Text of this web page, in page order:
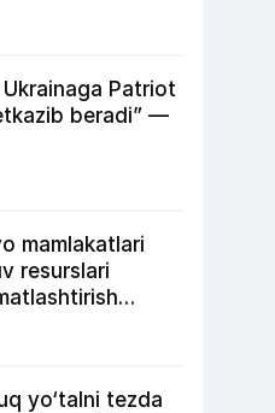
Ukrainaga Patriot
beradi” —
mamlakatlari
resurslari
yo‘talni tezda